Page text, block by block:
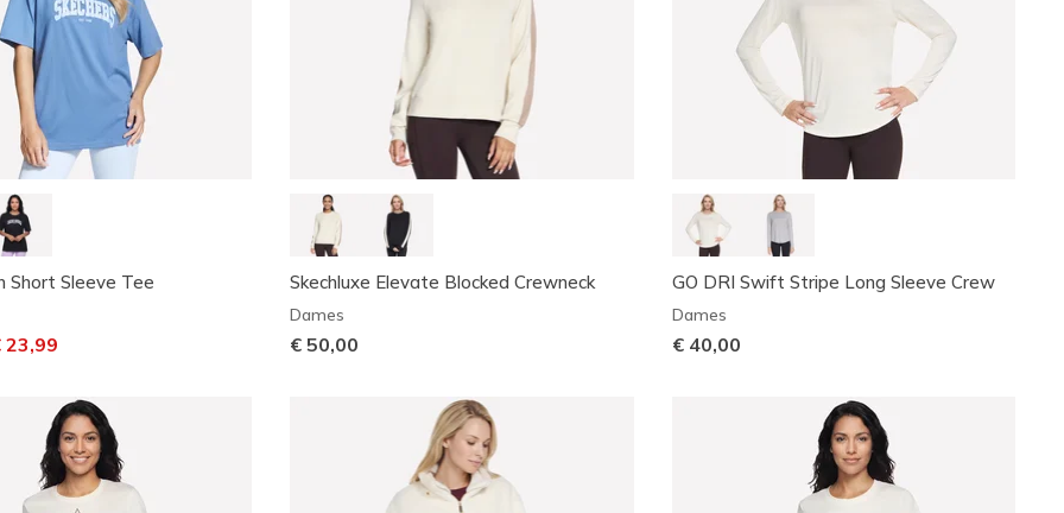
Short Sleeve Tee
van
23,99
Skechluxe Elevate Blocked Crewneck
Dames
€ 50,00
GO DRI Swift Stripe Long Sleeve Crew
Dames
€ 40,00